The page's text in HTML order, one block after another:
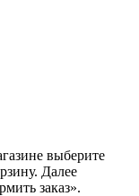
выберите
Далее
заказ».